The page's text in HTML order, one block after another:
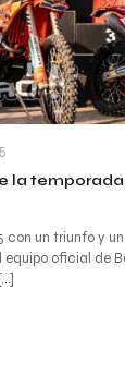
la temporada
con un triunfo y un
oficial de
[…]